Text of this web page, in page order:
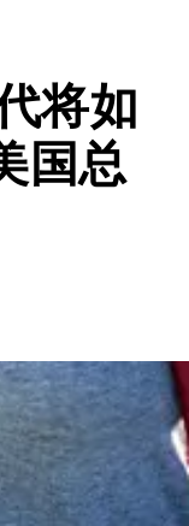
将如
国总